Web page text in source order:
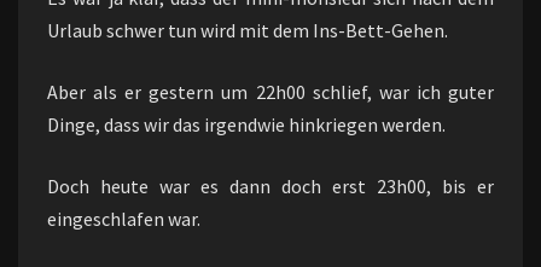
Urlaub schwer tun wird mit dem Ins-Bett-Gehen.
Aber als er gestern um 22h00 schlief, war ich guter
Dinge, dass wir das irgendwie hinkriegen werden.
Doch heute war es dann doch erst 23h00, bis er
eingeschlafen war.